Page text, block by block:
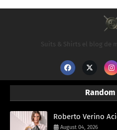
Suits & Shirts el blog de
Roberto Verino
August 04, 2026